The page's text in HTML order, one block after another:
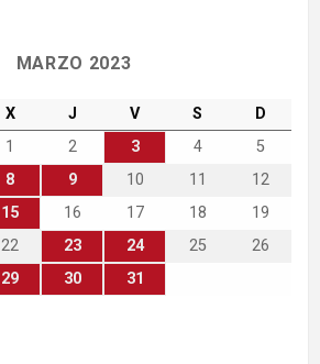
MARZO 2023
X J V S
D
1
2 3 4
5
8 9 10 11
12
15 16 17 18
19
22 23 24 25
26
29 30 31